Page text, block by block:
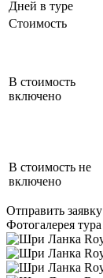
Дней в туре
Стоимость
В стоимость
включено
В стоимость не
включено
Отправить заявку
Фотогалерея тура